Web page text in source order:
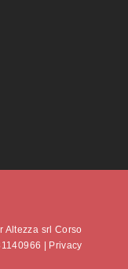
Altezza srl Corso
|
Privacy